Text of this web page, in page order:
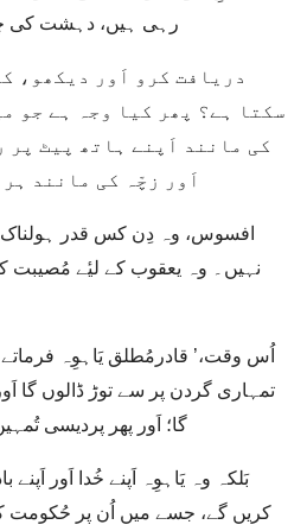
رہی ہیں، دہشت کی
سکتا ہے؟ پھر کیا وجہ ہے جو
کی مانند اَپنے ہاتھ پیٹ پر
اَور زچّہ کی مانند
نہیں۔ وہ یعقوب کے لیٔے مُصیبت
تمہاری گردن پر سے توڑ ڈالوں گا
گا؛ اَور پھر پردیسی
کریں گے، جسے میں اُن پر حُکومت